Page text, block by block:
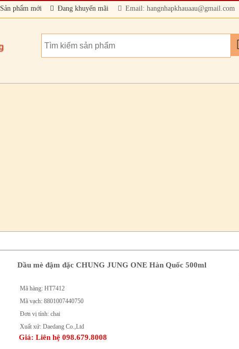
Sản phẩm mới Đang khuyến mãi Email: hangnhapkhauaau@gmail.com
Dầu mè đậm đặc CHUNG JUNG ONE Hàn Quốc 500ml
Mã hàng: HT7412
Mã vạch: 8801007440750
Đơn vị tính: chai
Xuất xứ: Daedang Co.,Ltd
Giá: Liên hệ 098.679.8008